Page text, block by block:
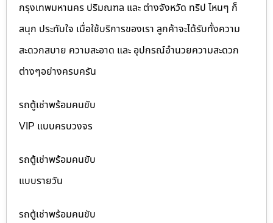
กรุงเทพมหานคร ปริมณฑล และ ต่างจังหวัด ทริป ไหนๆ ก็
สนุก ประทับใจ เมื่อใช้บริการของเรา ลูกค้าจะได้รับทั้งความ
สะดวกสบาย ความสะอาด และ อุปกรณ์อำนวยความสะดวก
ต่างๆอย่างครบครัน
รถตู้เช่าพร้อมคนขับ
VIP แบบครบวงจร
รถตู้เช่าพร้อมคนขับ
แบบรายวัน
รถตู้เช่าพร้อมคนขับ